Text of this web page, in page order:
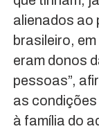
alienados ao
brasileiro,
eram donos
pessoas”,
as
à família do